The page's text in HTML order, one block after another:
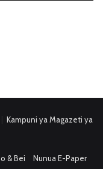
Kampuni ya Magazeti ya
& Bei Nunua E-Paper